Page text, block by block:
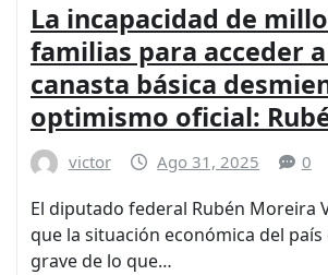
La incapacidad de
familias para acceder
canasta básica
optimismo oficial:
victor Ago 31, 2025 0
El diputado federal Rubén Moreira
que la situación económica del país
grave de lo que…